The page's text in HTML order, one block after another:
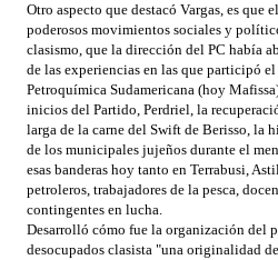
Otro aspecto que destacó Vargas, es que
poderosos movimientos sociales y
clasismo, que la dirección del PC había
de las experiencias en las que participó
Petroquímica Sudamericana (hoy
inicios del Partido, Perdriel, la
larga de la carne del Swift de Berisso, la
de los municipales jujeños durante el
esas banderas hoy tanto en Terrabusi,
petroleros, trabajadores de la pesca,
contingentes en lucha.
Desarrolló cómo fue la organización del
desocupados clasista "una originalidad